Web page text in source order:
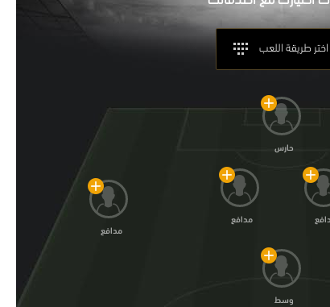
اختر طريقة اللعب
حارس
مدافع
مدافع
وسط